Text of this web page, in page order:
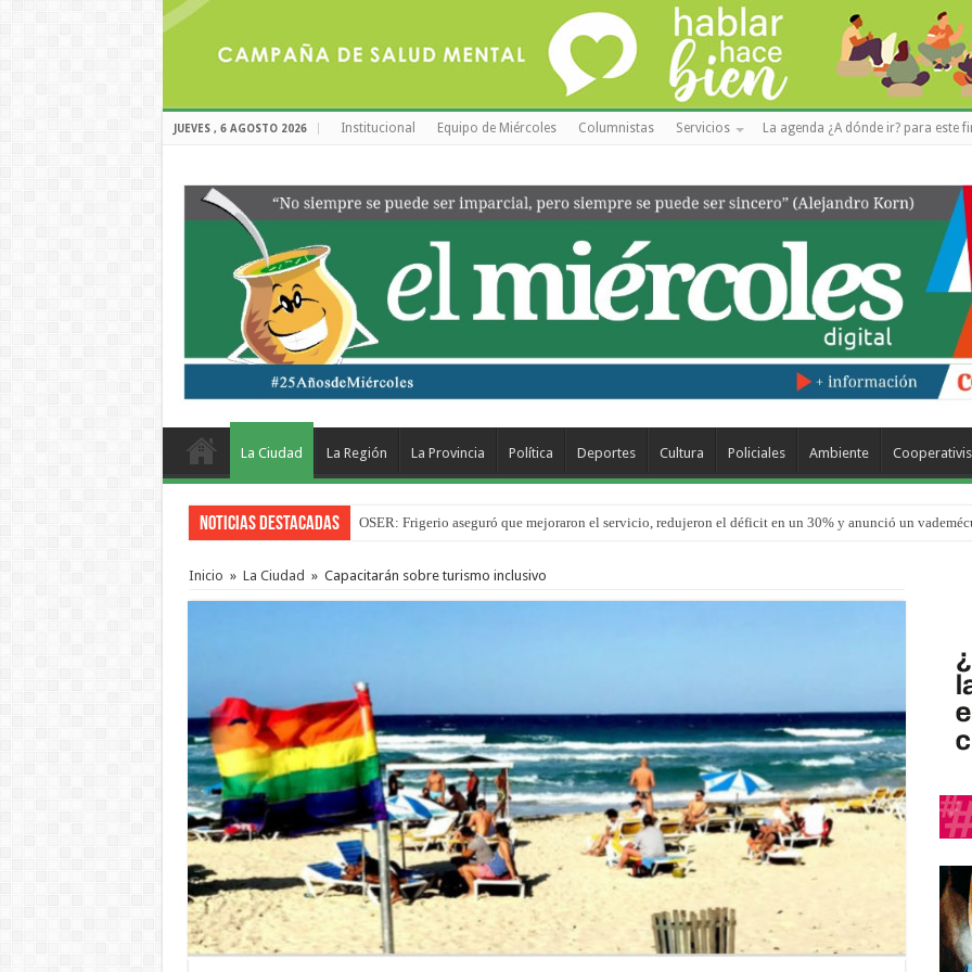
JUEVES , 6 AGOSTO 2026 Institucional Equipo de Miércoles Columnistas Servicios La agenda ¿A dónde ir? para este
La Ciudad La Región La Provincia Política Deportes Cultura Policiales Ambiente
Noticias Destacadas OSER: Frigerio aseguró que mejoraron el servicio, redujeron el déficit en un 30% y anunció un
Inicio » La Ciudad » Capacitarán sobre turismo inclusivo